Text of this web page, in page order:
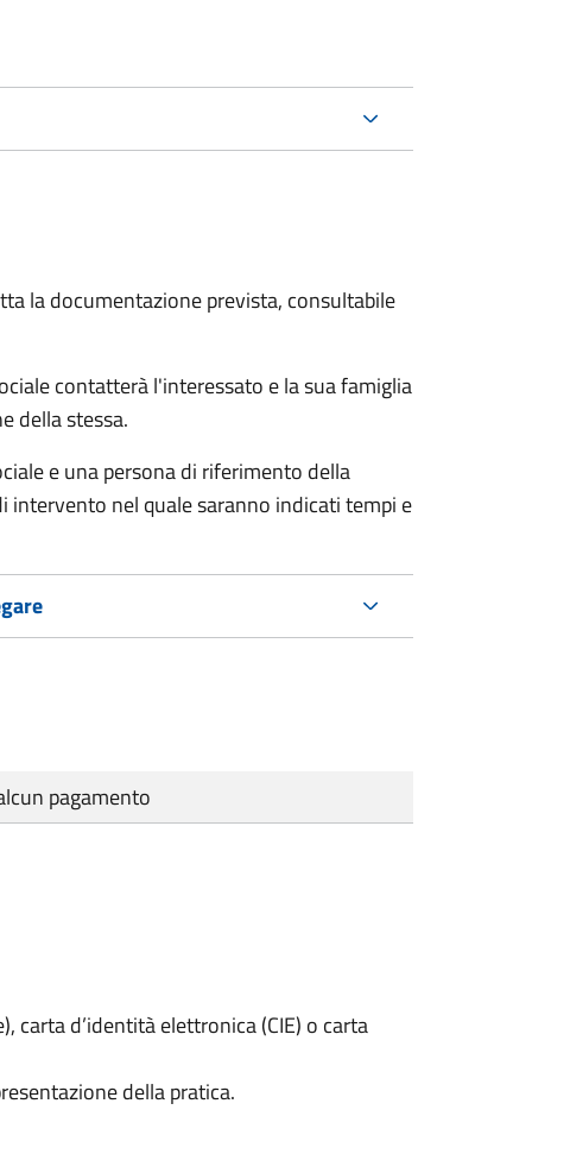
la documentazione prevista, consultabile
contatterà l'interessato e la sua famiglia
della stessa.
e una persona di riferimento della
nel quale saranno indicati tempi e
pagamento
carta d’identità elettronica (CIE) o carta
della pratica.